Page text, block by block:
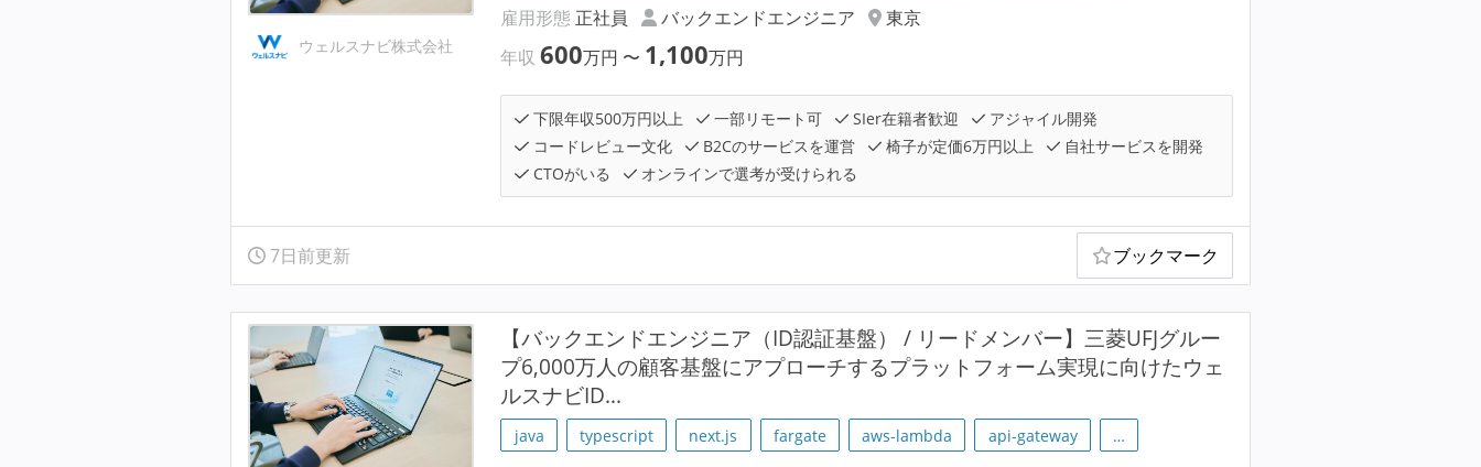
ウェルスナビ株式会社
雇用形態 正社員 バックエンドエンジニア
東京
年収600万円 〜 1,100万円
下限年収500万円以上 一部リモート可 SIer在籍者歓迎
アジャイル開発
コードレビュー文化
B2Cのサービスを運営 椅子が定価6万円以上
自社サービスを開発
CTOがいる
オンラインで選考が受けられる
7日前更新 ブックマーク
【バックエンドエンジニア（ID認証基盤） / リードメンバー】三菱UFJグルー
プ6,000万人の顧客基盤にアプローチするプラットフォーム実現に向けたウェ
ルスナビID...
java typescript next.js fargate aws-lambda api-gateway …